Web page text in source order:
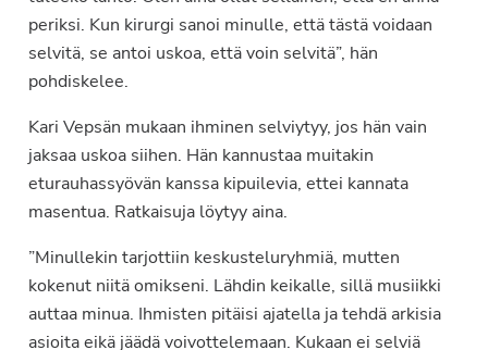
periksi. Kun kirurgi sanoi minulle, että tästä voidaan
selvitä, se antoi uskoa, että voin selvitä”, hän
pohdiskelee.
Kari Vepsän mukaan ihminen selviytyy, jos hän vain
jaksaa uskoa siihen. Hän kannustaa muitakin
eturauhassyövän kanssa kipuilevia, ettei kannata
masentua. Ratkaisuja löytyy aina.
”Minullekin tarjottiin keskusteluryhmiä, mutten
kokenut niitä omikseni. Lähdin keikalle, sillä musiikki
auttaa minua. Ihmisten pitäisi ajatella ja tehdä arkisia
asioita eikä jäädä voivottelemaan. Kukaan ei selviä